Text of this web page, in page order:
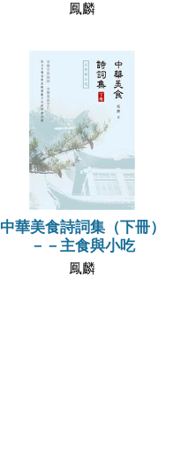
鳳麟
中華美食詩詞集（下冊）
－－主食與小吃
鳳麟